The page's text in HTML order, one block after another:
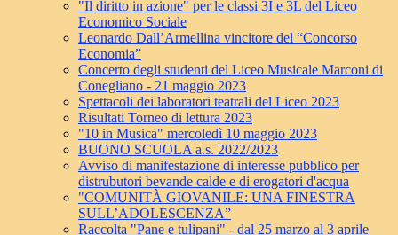
"Il diritto in azione" per le classi 3I e 3L del Liceo
Economico Sociale
Leonardo Dall’Armellina vincitore del “Concorso
Economia”
Concerto degli studenti del Liceo Musicale Marconi di
Conegliano - 21 maggio 2023
Spettacoli dei laboratori teatrali del Liceo 2023
Risultati Torneo di lettura 2023
"10 in Musica" mercoledì 10 maggio 2023
BUONO SCUOLA a.s. 2022/2023
Avviso di manifestazione di interesse pubblico per
distrubutori bevande calde e di erogatori d'acqua
"COMUNITÀ GIOVANILE: UNA FINESTRA
SULL’ADOLESCENZA”
Raccolta "Pane e tulipani" - dal 25 marzo al 3 aprile